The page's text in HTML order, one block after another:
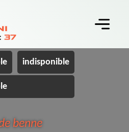
indisponible
benne